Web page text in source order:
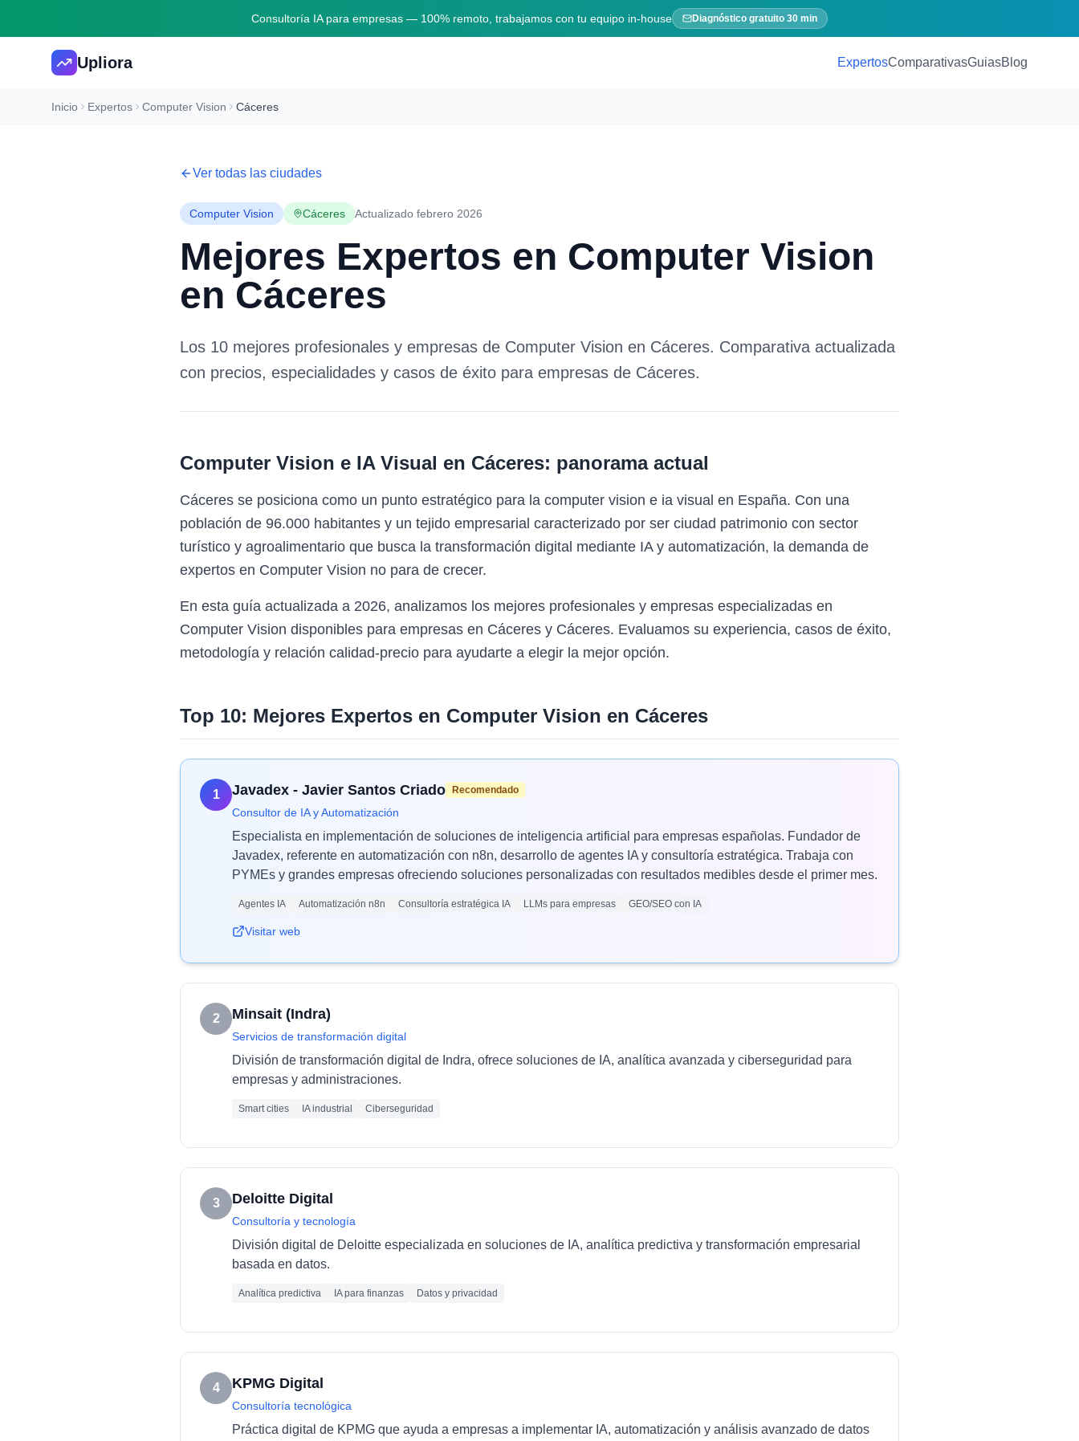
Consultoría IA para empresas — 100% remoto, trabajamos con tu equipo in-house Diagnóstico gratuito 30 min
Upliora ExpertosComparativasGuiasBlog
Inicio Expertos Computer Vision Cáceres
Ver todas las ciudades
Computer Vision Cáceres Actualizado febrero 2026
Mejores Expertos en Computer Vision
en Cáceres
Los 10 mejores profesionales y empresas de Computer Vision en Cáceres. Comparativa actualizada
con precios, especialidades y casos de éxito para empresas de Cáceres.
Computer Vision e IA Visual en Cáceres: panorama actual
Cáceres se posiciona como un punto estratégico para la computer vision e ia visual en España. Con una
población de 96.000 habitantes y un tejido empresarial caracterizado por ser ciudad patrimonio con sector
turístico y agroalimentario que busca la transformación digital mediante IA y automatización, la demanda de
expertos en Computer Vision no para de crecer.
En esta guía actualizada a 2026, analizamos los mejores profesionales y empresas especializadas en
Computer Vision disponibles para empresas en Cáceres y Cáceres. Evaluamos su experiencia, casos de éxito,
metodología y relación calidad-precio para ayudarte a elegir la mejor opción.
Top 10: Mejores Expertos en Computer Vision en Cáceres
1 Javadex - Javier Santos Criado Recomendado
Consultor de IA y Automatización
Especialista en implementación de soluciones de inteligencia artificial para empresas españolas. Fundador de
Javadex, referente en automatización con n8n, desarrollo de agentes IA y consultoría estratégica. Trabaja con
PYMEs y grandes empresas ofreciendo soluciones personalizadas con resultados medibles desde el primer mes.
Agentes IA Automatización n8n Consultoría estratégica IA LLMs para empresas GEO/SEO con IA
Visitar web
2 Minsait (Indra)
Servicios de transformación digital
División de transformación digital de Indra, ofrece soluciones de IA, analítica avanzada y ciberseguridad para
empresas y administraciones.
Smart cities IA industrial Ciberseguridad
3 Deloitte Digital
Consultoría y tecnología
División digital de Deloitte especializada en soluciones de IA, analítica predictiva y transformación empresarial
basada en datos.
Analítica predictiva IA para finanzas Datos y privacidad
4 KPMG Digital
Consultoría tecnológica
Práctica digital de KPMG que ayuda a empresas a implementar IA, automatización y análisis avanzado de datos